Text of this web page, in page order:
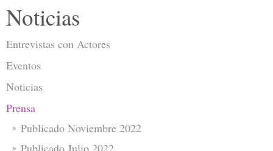
Noticias
Entrevistas con Actores
Eventos
Noticias
Prensa
Publicado Noviembre 2022
Publicado Julio 2022